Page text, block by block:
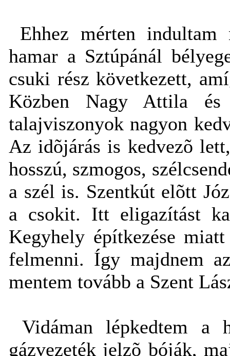
Ehhez mérten indultam
hamar a Sztúpánál
csuki rész következett,
Közben Nagy Attila
talajviszonyok nagyon
Az idõjárás is kedvezõ
hosszú, szmogos,
a szél is. Szentkút elõtt
a csokit. Itt eligazítást
Kegyhely építkezése
felmenni. Így majdnem
mentem tovább a Szent
Vidáman lépkedtem a
gázvezeték jelzõ bóják,